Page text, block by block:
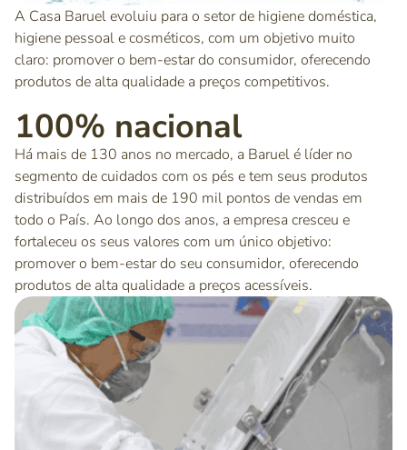
A Casa Baruel evoluiu para o setor de higiene doméstica,
higiene pessoal e cosméticos, com um objetivo muito
claro: promover o bem-estar do consumidor, oferecendo
produtos de alta qualidade a preços competitivos.
100% nacional
Há mais de 130 anos no mercado, a Baruel é líder no
segmento de cuidados com os pés e tem seus produtos
distribuídos em mais de 190 mil pontos de vendas em
todo o País. Ao longo dos anos, a empresa cresceu e
fortaleceu os seus valores com um único objetivo:
promover o bem-estar do seu consumidor, oferecendo
produtos de alta qualidade a preços acessíveis.